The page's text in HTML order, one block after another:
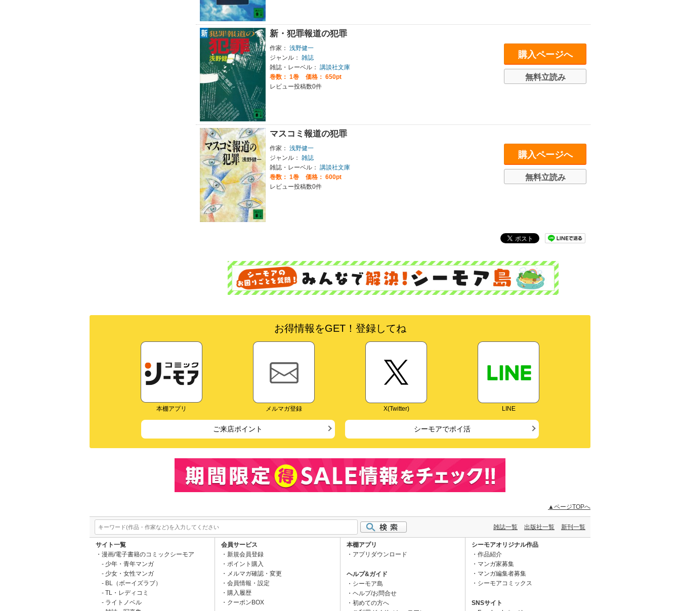
新・犯罪報道の犯罪
作家： 浅野健一
ジャンル： 雑誌
雑誌・レーベル： 講談社文庫
巻数： 1巻
価格： 650pt
レビュー投稿数0件
購入ページへ
無料立読み
マスコミ報道の犯罪
作家： 浅野健一
ジャンル： 雑誌
雑誌・レーベル： 講談社文庫
巻数： 1巻
価格： 600pt
レビュー投稿数0件
購入ページへ
無料立読み
お得情報をGET！登録してね
本棚アプリ メルマガ登録 X(Twitter) LINE
ご来店ポイント シーモアでポイ活
▲ページTOPへ
雑誌一覧 出版社一覧 新刊一覧
サイト一覧
漫画/電子書籍のコミックシーモア
少年・青年マンガ
少女・女性マンガ
BL（ボーイズラブ）
TL・レディコミ
ライトノベル
会員サービス
新規会員登録
ポイント購入
メルマガ確認・変更
会員情報・設定
購入履歴
クーポンBOX
本棚アプリ
アプリダウンロード
ヘルプ&ガイド
シーモア島
ヘルプ/お問合せ
初めての方へ
シーモアオリジナル作品
作品紹介
マンガ家募集
マンガ編集者募集
シーモアコミックス
SNSサイト